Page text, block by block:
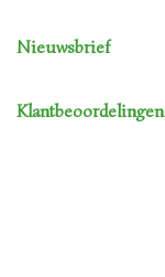
Nieuwsbrief
Klantbeoordelingen